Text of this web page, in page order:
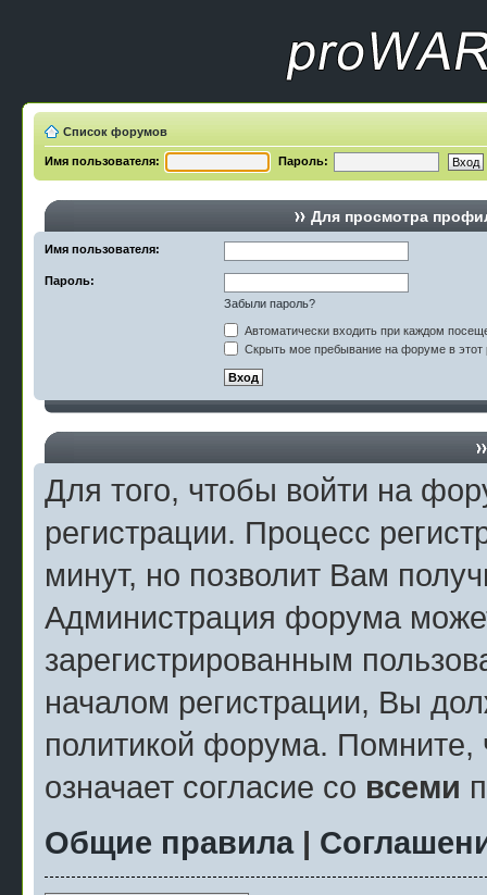
Список форумов
Имя пользователя: Пароль:
Для просмотра
Имя пользователя:
Пароль:
Забыли пароль?
Автоматически входить при каждом
Скрыть мое пребывание на форуме в этот
Для того, чтобы войти на
регистрации. Процесс
минут, но позволит Вам
Администрация форума
зарегистрированным
началом регистрации, Вы
политикой форума.
означает согласие со всеми
Общие правила|